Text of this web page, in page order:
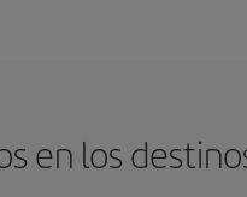
en los